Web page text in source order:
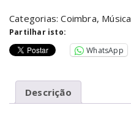
Categorias:Coimbra, Música
Partilhar isto:
WhatsApp
Descrição